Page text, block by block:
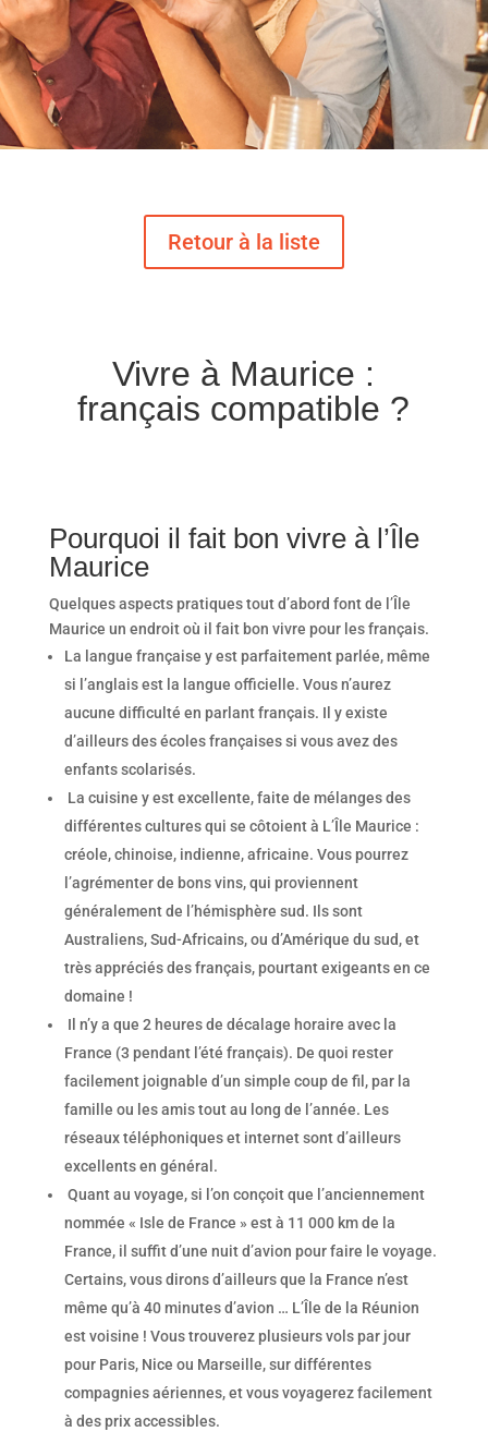
Vivre à Maurice :
français compatible ?
Pourquoi il fait bon vivre à l’Île
Maurice
Quelques aspects pratiques tout d’abord font de l’Île
Maurice un endroit où il fait bon vivre pour les français.
La langue française y est parfaitement parlée, même
si l’anglais est la langue officielle. Vous n’aurez
aucune difficulté en parlant français. Il y existe
d’ailleurs des écoles françaises si vous avez des
enfants scolarisés.
La cuisine y est excellente, faite de mélanges des
différentes cultures qui se côtoient à L’Île Maurice :
créole, chinoise, indienne, africaine. Vous pourrez
l’agrémenter de bons vins, qui proviennent
généralement de l’hémisphère sud. Ils sont
Australiens, Sud-Africains, ou d’Amérique du sud, et
très appréciés des français, pourtant exigeants en ce
domaine !
Il n’y a que 2 heures de décalage horaire avec la
France (3 pendant l’été français). De quoi rester
facilement joignable d’un simple coup de fil, par la
famille ou les amis tout au long de l’année. Les
réseaux téléphoniques et internet sont d’ailleurs
excellents en général.
Quant au voyage, si l’on conçoit que l’anciennement
nommée « Isle de France » est à 11 000 km de la
France, il suffit d’une nuit d’avion pour faire le voyage.
Certains, vous dirons d’ailleurs que la France n’est
même qu’à 40 minutes d’avion … L’Île de la Réunion
est voisine ! Vous trouverez plusieurs vols par jour
pour Paris, Nice ou Marseille, sur différentes
compagnies aériennes, et vous voyagerez facilement
à des prix accessibles.